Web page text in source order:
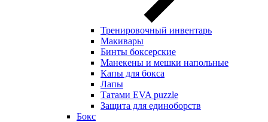
Тренировочный инвентарь
Макивары
Бинты боксерские
Манекены и мешки напольные
Капы для бокса
Лапы
Татами EVA puzzle
Защита для единоборств
Бокс